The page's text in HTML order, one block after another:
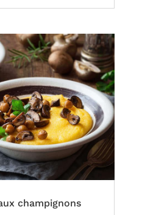
champignons